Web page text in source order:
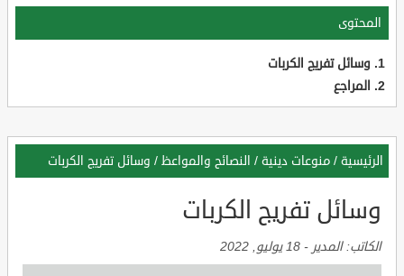
المحتوى
وسائل تفريج الكربات
المراجع
الرئيسية / منوعات دينية / النصائح والمواعظ / وسائل تفريج الكربات
وسائل تفريج الكربات
الكاتب:المدير - 18 يوليو, 2022